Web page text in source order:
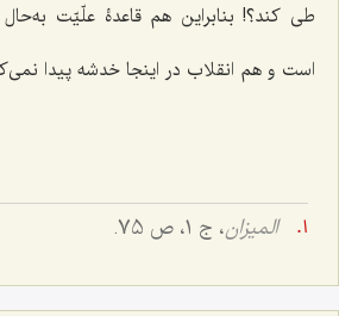
طی کند؟! بنابراین هم قاعدۀ علّیّت
است و هم انقلاب در اینجا خدشه پیدا
المیزان، ج 1، ص 75.